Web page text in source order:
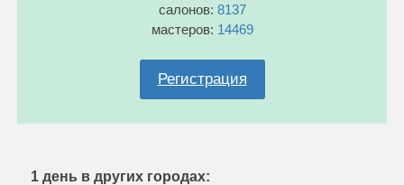
салонов: 8137
мастеров: 14469
Регистрация
1 день в других городах: